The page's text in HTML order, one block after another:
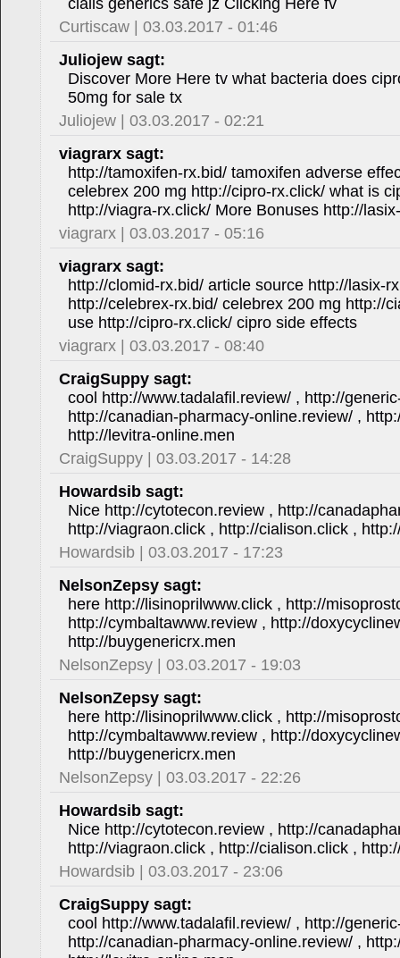
cialis generics safe jz Clicking Here fv
Curtiscaw | 03.03.2017 - 01:46
Juliojew sagt:
Discover More Here tv what bacteria does
50mg for sale tx
Juliojew | 03.03.2017 - 02:21
viagrarx sagt:
http://tamoxifen-rx.bid/ tamoxifen adverse
celebrex 200 mg http://cipro-rx.click/ what is
http://viagra-rx.click/ More Bonuses http://
viagrarx | 03.03.2017 - 05:16
viagrarx sagt:
http://clomid-rx.bid/ article source http://lasix-
http://celebrex-rx.bid/ celebrex 200 mg http://
use http://cipro-rx.click/ cipro side effects
viagrarx | 03.03.2017 - 08:40
CraigSuppy sagt:
cool http://www.tadalafil.review/ , http://
http://canadian-pharmacy-online.review/ ,
http://levitra-online.men
CraigSuppy | 03.03.2017 - 14:28
Howardsib sagt:
Nice http://cytotecon.review , http://
http://viagraon.click , http://cialison.click ,
Howardsib | 03.03.2017 - 17:23
NelsonZepsy sagt:
here http://lisinoprilwww.click , http://
http://cymbaltawww.review , http://
http://buygenericrx.men
NelsonZepsy | 03.03.2017 - 19:03
NelsonZepsy sagt:
here http://lisinoprilwww.click , http://
http://cymbaltawww.review , http://
http://buygenericrx.men
NelsonZepsy | 03.03.2017 - 22:26
Howardsib sagt:
Nice http://cytotecon.review , http://
http://viagraon.click , http://cialison.click ,
Howardsib | 03.03.2017 - 23:06
CraigSuppy sagt:
cool http://www.tadalafil.review/ , http://
http://canadian-pharmacy-online.review/ ,